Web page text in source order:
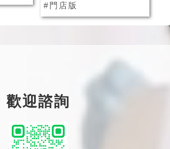
#門店版
歡迎諮詢